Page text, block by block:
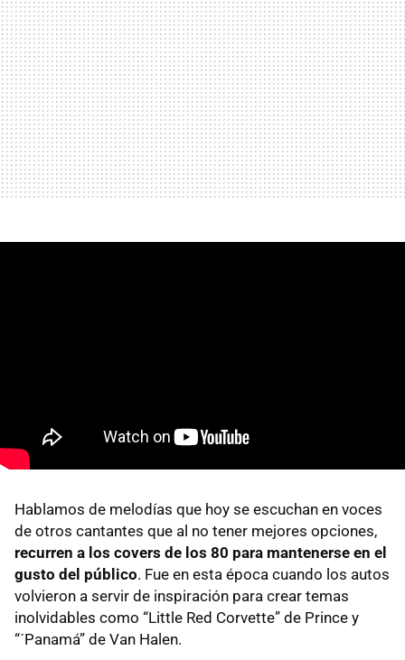
Hablamos de melodías que hoy se escuchan en voces
de otros cantantes que al no tener mejores opciones,
recurren a los covers de los 80 para mantenerse en el
gusto del público. Fue en esta época cuando los autos
volvieron a servir de inspiración para crear temas
inolvidables como “Little Red Corvette” de Prince y
“´Panamá” de Van Halen.